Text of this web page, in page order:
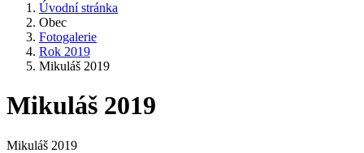
Úvodní stránka
Obec
Fotogalerie
Rok 2019
Mikuláš 2019
Mikuláš 2019
Mikuláš 2019